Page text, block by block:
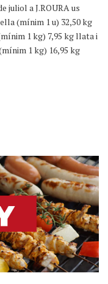
juliol a J.ROURA us
(mínim 1 u) 32,50 kg
1 kg) 7,95 kg llata i
1 kg) 16,95 kg